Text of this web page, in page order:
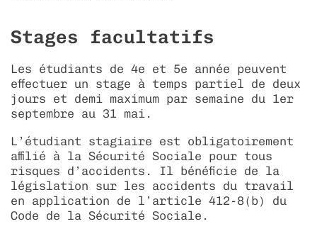
Stages facultatifs
Les étudiants de 4e et 5e année peuvent
effectuer un stage à temps partiel de deux
jours et demi maximum par semaine du 1er
septembre au 31 mai.
L’étudiant stagiaire est obligatoirement
affilié à la Sécurité Sociale pour tous
risques d’accidents. Il bénéficie de la
législation sur les accidents du travail
en application de l’article 412-8(b) du
Code de la Sécurité Sociale.